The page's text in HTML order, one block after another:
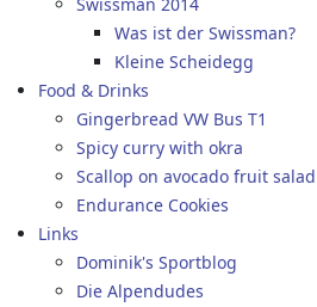
Was ist der Swissman?
Kleine Scheidegg
Food & Drinks
Gingerbread VW Bus T1
Spicy curry with okra
Scallop on avocado fruit salad
Endurance Cookies
Links
Dominik's Sportblog
Die Alpendudes